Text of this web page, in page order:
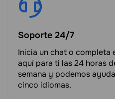
Soporte 24/7
Inicia un chat o completa
aquí para ti las 24 horas
semana y podemos
cinco idiomas.